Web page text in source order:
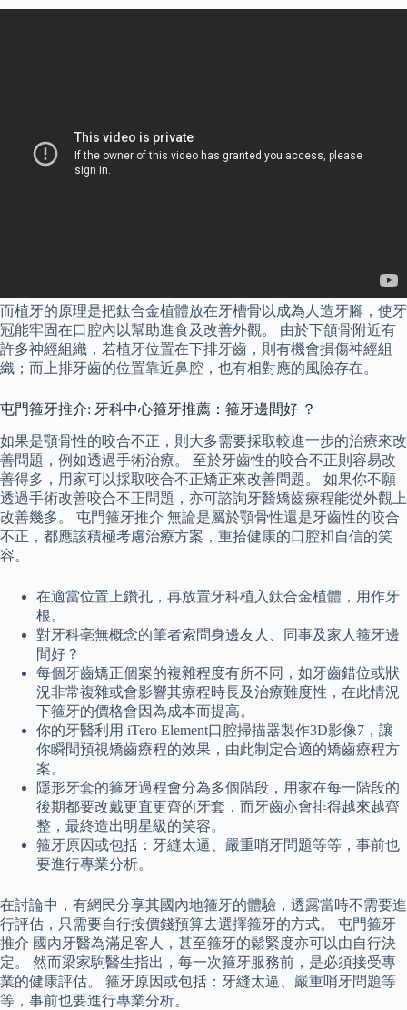
而植牙的原理是把鈦合金植體放在牙槽骨以成為人造牙腳，使牙
冠能牢固在口腔內以幫助進食及改善外觀。 由於下頜骨附近有
許多神經組織，若植牙位置在下排牙齒，則有機會損傷神經組
織；而上排牙齒的位置靠近鼻腔，也有相對應的風險存在。
屯門箍牙推介: 牙科中心箍牙推薦：箍牙邊間好 ？
如果是顎骨性的咬合不正，則大多需要採取較進一步的治療來改
善問題，例如透過手術治療。 至於牙齒性的咬合不正則容易改
善得多，用家可以採取咬合不正矯正來改善問題。 如果你不願
透過手術改善咬合不正問題，亦可諮詢牙醫矯齒療程能從外觀上
改善幾多。 屯門箍牙推介 無論是屬於顎骨性還是牙齒性的咬合
不正，都應該積極考慮治療方案，重拾健康的口腔和自信的笑
容。
在適當位置上鑽孔，再放置牙科植入鈦合金植體，用作牙
根。
對牙科亳無概念的筆者索問身邊友人、同事及家人箍牙邊
間好？
每個牙齒矯正個案的複雜程度有所不同，如牙齒錯位或狀
況非常複雜或會影響其療程時長及治療難度性，在此情況
下箍牙的價格會因為成本而提高。
你的牙醫利用 iTero Element口腔掃描器製作3D影像7，讓
你瞬間預視矯齒療程的效果，由此制定合適的矯齒療程方
案。
隱形牙套的箍牙過程會分為多個階段，用家在每一階段的
後期都要改戴更直更齊的牙套，而牙齒亦會排得越來越齊
整，最終造出明星級的笑容。
箍牙原因或包括：牙縫太逼、嚴重哨牙問題等等，事前也
要進行專業分析。
在討論中，有網民分享其國內地箍牙的體驗，透露當時不需要進
行評估，只需要自行按價錢預算去選擇箍牙的方式。 屯門箍牙
推介 國內牙醫為滿足客人，甚至箍牙的鬆緊度亦可以由自行決
定。 然而梁家駒醫生指出，每一次箍牙服務前，是必須接受專
業的健康評估。 箍牙原因或包括：牙縫太逼、嚴重哨牙問題等
等，事前也要進行專業分析。